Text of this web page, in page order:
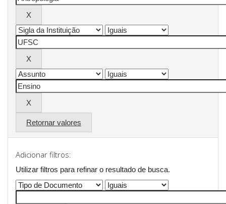
Retornar valores
Adicionar filtros:
Utilizar filtros para refinar o resultado de busca.